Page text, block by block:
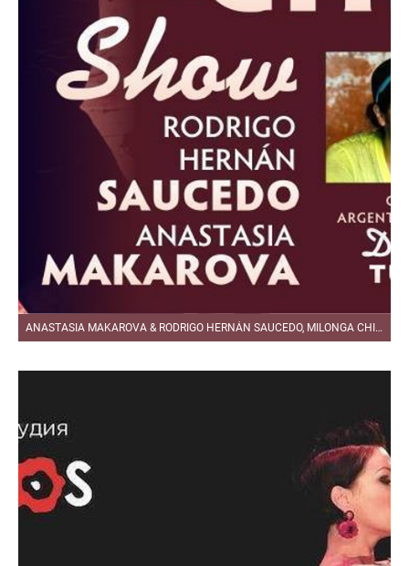
ANASTASIA MAKAROVA & RODRIGO HERNÁN SAUCEDO, MILONGA CHIQUE, 16.03.2019